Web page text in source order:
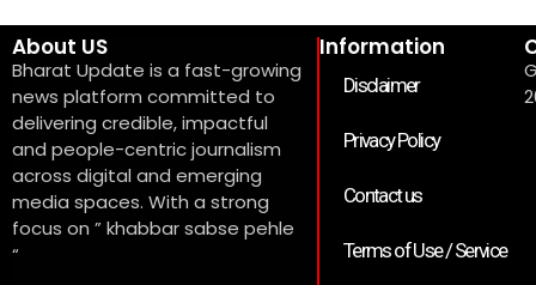
About US
Bharat Update is a fast-growing
news platform committed to
delivering credible, impactful
and people-centric journalism
across digital and emerging
media spaces. With a strong
focus on ” khabbar sabse pehle
“
Information
Disclaimer
Privacy Policy
Contact us
Terms of Use / Service